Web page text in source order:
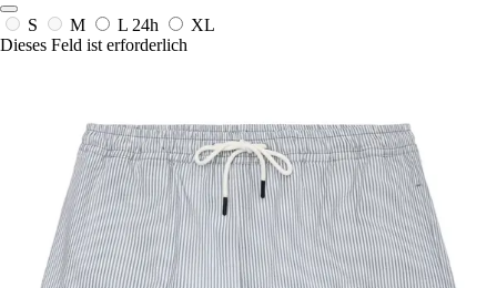
S M L 24h
XL
Dieses Feld ist erforderlich